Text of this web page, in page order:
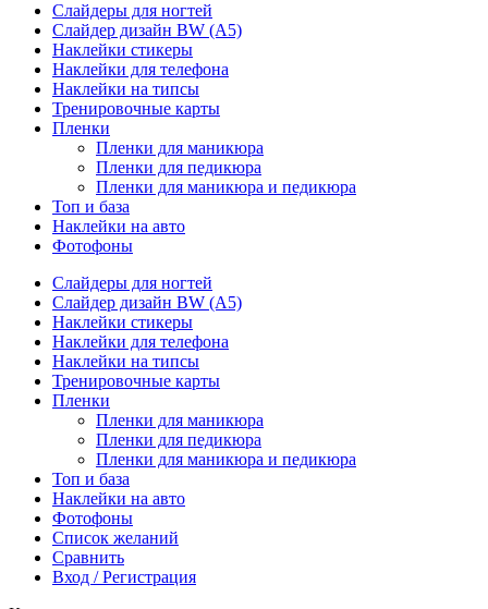
Слайдеры для ногтей
Слайдер дизайн BW (A5)
Наклейки стикеры
Наклейки для телефона
Наклейки на типсы
Тренировочные карты
Пленки
Пленки для маникюра
Пленки для педикюра
Пленки для маникюра и педикюра
Топ и база
Наклейки на авто
Фотофоны
Слайдеры для ногтей
Слайдер дизайн BW (A5)
Наклейки стикеры
Наклейки для телефона
Наклейки на типсы
Тренировочные карты
Пленки
Пленки для маникюра
Пленки для педикюра
Пленки для маникюра и педикюра
Топ и база
Наклейки на авто
Фотофоны
Список желаний
Сравнить
Вход / Регистрация